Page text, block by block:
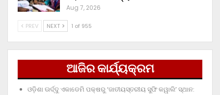
Aug 7, 2026
PREV NEXT 1 of 955
ଆଜିର କାର୍ଯ୍ୟକ୍ରମ
ଓଡ଼ିଶା ଊର୍ଦ୍ଦୁ ଏକାଡେମି ପକ୍ଷରୁ ‘ଜାତୀୟସ୍ତରୀୟ ସୁଫି କୱାଲି’ ସ୍ଥାନ: